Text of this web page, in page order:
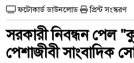
ফটোকার্ড ডাউনলোড
প্রিন্ট সংস্করণ
সরকারী নিবন্ধন পেল
পেশাজীবী সাংবাদিক